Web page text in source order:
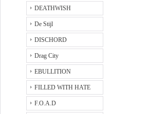
DEATHWISH
De Stijl
DISCHORD
Drag City
EBULLITION
FILLED WITH HATE
F.O.A.D